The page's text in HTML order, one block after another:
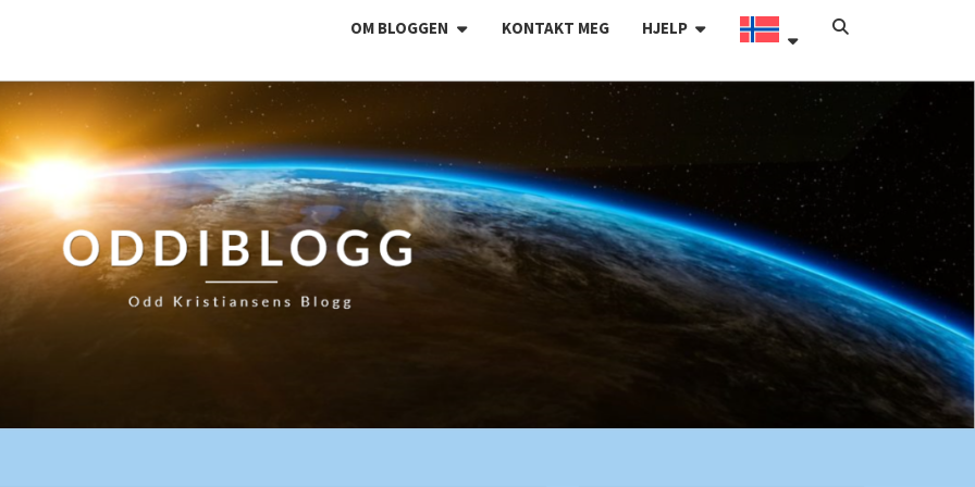
OM BLOGGEN KONTAKT MEG HJELP
SEARCH
ODDIBLOGG